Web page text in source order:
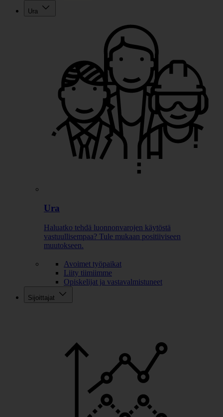
Ura
Ura
Haluatko tehdä luonnonvarojen käytöstä
vastuullisempaa? Tule mukaan positiiviseen
muutokseen.
Avoimet työpaikat
Liity tiimiimme
Opiskelijat ja vastavalmistuneet
Sijoittajat